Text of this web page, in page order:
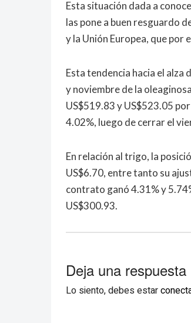
Esta situación dada a
las pone a buen resguardo
y la Unión Europea, que por
Esta tendencia hacia el
y noviembre de la
US$519.83 y US$523.05
4.02%, luego de cerrar el
En relación al trigo, la
US$6.70, entre tanto su
contrato ganó 4.31% y
US$300.93.
Deja una respuesta
Lo siento, debes estar